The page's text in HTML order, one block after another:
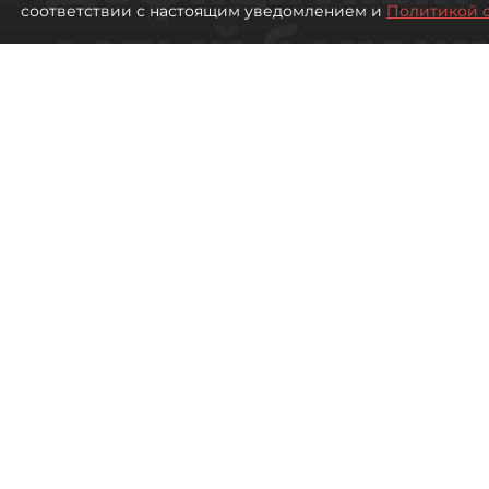
сотый
соответствии с настоящим уведомлением и Политикой